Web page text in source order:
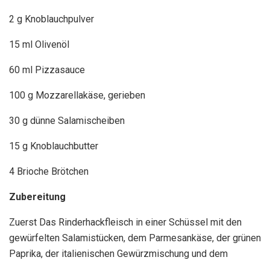
2 g Knoblauchpulver
15 ml Olivenöl
60 ml Pizzasauce
100 g Mozzarellakäse, gerieben
30 g dünne Salamischeiben
15 g Knoblauchbutter
4 Brioche Brötchen
Zubereitung
Zuerst Das Rinderhackfleisch in einer Schüssel mit den
gewürfelten Salamistücken, dem Parmesankäse, der grünen
Paprika, der italienischen Gewürzmischung und dem